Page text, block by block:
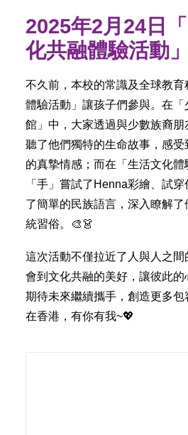
2025年2月24日
化共融體驗活動」
不久前，本校的常識及全球教
體驗活動」讓孩子們參與。在
館」中，大家透過與少數族裔
聽了他們獨特的生命故事，感
的真摯情感；而在「生活文化
「手」嘗試了Henna彩繪、試
了簡單的民族語言，深入瞭解
統習俗。🎨👗
這次活動不僅拉近了人與人之
會到文化共融的美好，讓彼此的
期待未來繼續攜手，創造更多
在香港，有你有我~💖